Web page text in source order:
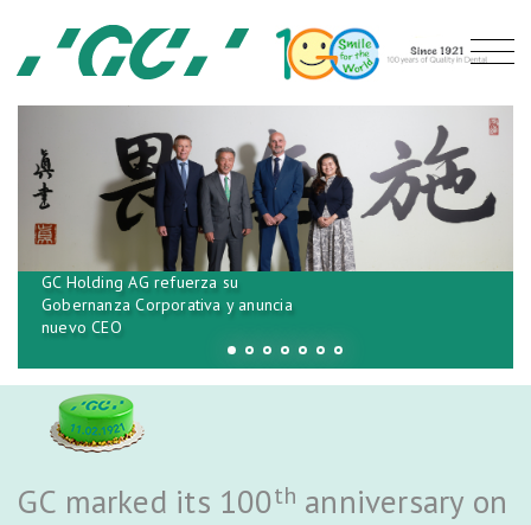
GC Holding AG refuerza su
Gobernanza Corporativa y anuncia
nuevo CEO
GC marked its 100th anniversary on